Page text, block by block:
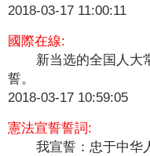
2018-03-17 11:00:11
國際在線:
新当选的全国人大
誓。
2018-03-17 10:59:05
憲法宣誓誓詞:
我宣誓：忠于中华